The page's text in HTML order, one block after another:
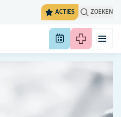
ACTIES ZOEKEN